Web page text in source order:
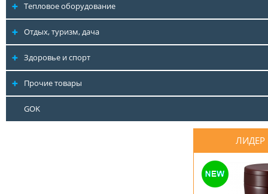
Тепловое оборудование
Отдых, туризм, дача
Здоровье и спорт
Прочие товары
GOK